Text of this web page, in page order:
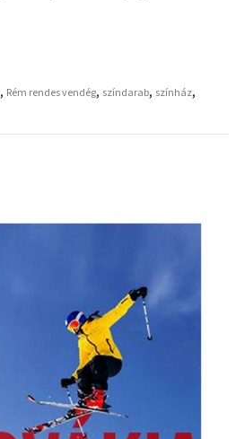
, Rém rendes vendég, színdarab, színház,